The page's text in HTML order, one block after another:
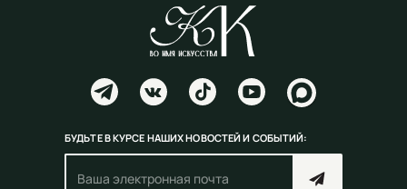
БУДЬТЕ В КУРСЕ НАШИХ НОВОСТЕЙ И СОБЫТИЙ: